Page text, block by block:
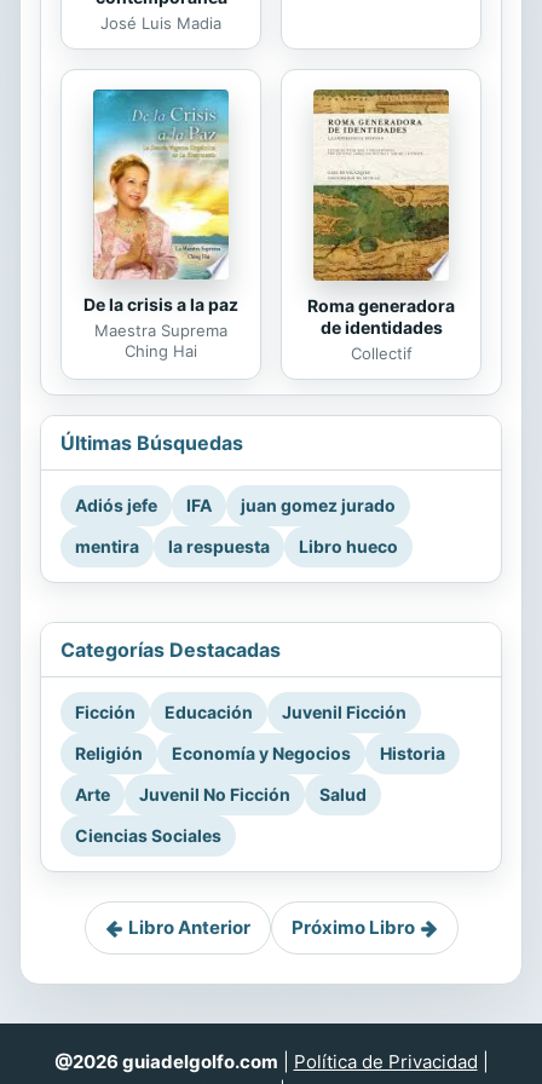
José Luis Madia
De la crisis a la paz
Maestra Suprema
Ching Hai
Roma generadora
de identidades
Collectif
Últimas Búsquedas
Adiós jefe IFA
juan gomez jurado
mentira
la respuesta Libro hueco
Categorías Destacadas
Ficción Educación
Juvenil Ficción
Religión
Economía y Negocios
Historia
Arte
Juvenil No Ficción
Salud
Ciencias Sociales
Libro Anterior Próximo Libro
@2026 guiadelgolfo.com Política de Privacidad